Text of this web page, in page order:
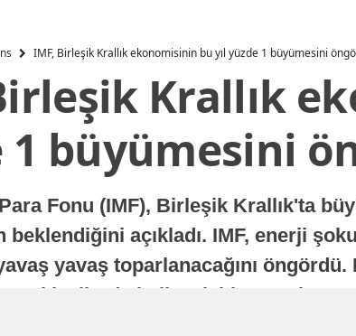
IMF, Birleşik Krallık ekonomisinin bu yıl yüzde 1 büyümesini
Krallık
1 büyümesini
Fonu (IMF), Birleşik Krallık'ta
beklendiğini açıkladı. IMF, enerji
yavaş toparlanacağını
yıllarda istikrarlı bir